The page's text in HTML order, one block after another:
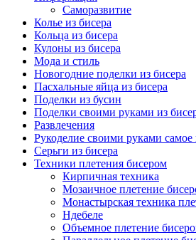
Саморазвитие
Колье из бисера
Кольца из бисера
Кулоны из бисера
Мода и стиль
Новогодние поделки из бисера
Пасхальные яйца из бисера
Поделки из бусин
Поделки своими руками из
Развлечения
Рукоделие своими руками самое
Серьги из бисера
Техники плетения бисером
Кирпичная техника
Мозаичное плетение
Монастырская техника
Ндебеле
Объемное плетение